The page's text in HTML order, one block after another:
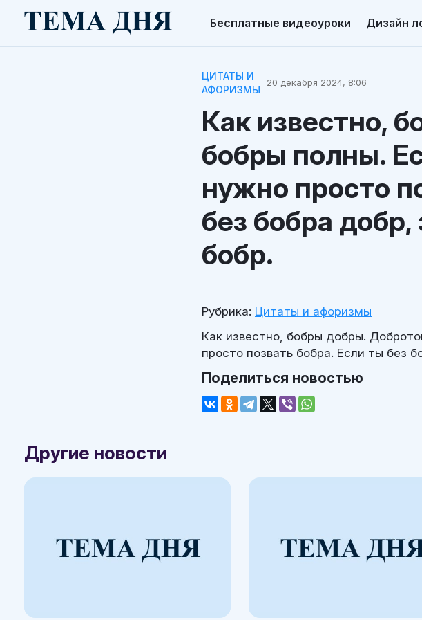
Бесплатные видеоуроки Дизайн
ЦИТАТЫ И
АФОРИЗМЫ
20 декабря 2024, 8:06
Как известно,
бобры полны.
нужно просто
без бобра
бобр.
Рубрика: Цитаты и афоризмы
Как известно, бобры добры.
просто позвать бобра. Если ты без
Поделиться новостью
Другие новости